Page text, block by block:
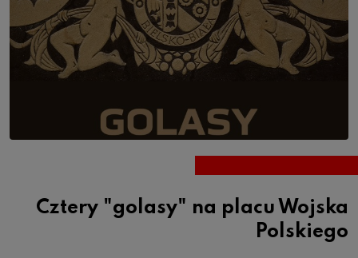
Cztery "golasy" na placu Wojska
Polskiego